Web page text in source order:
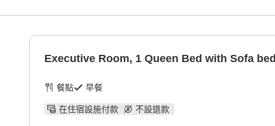
Executive Room, 1 Queen Bed with Sofa bed
餐點 早餐
在住宿設施付款 不設退款